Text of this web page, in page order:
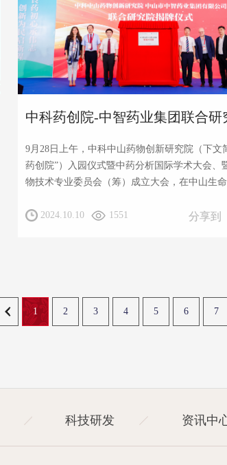
9月28日上午，中科中山药物创新研究院（下文
药创院”）入园仪式暨中药分析国际学术大会、
物技术专业委员会（筹）成立大会，在中山生
士、陈士林院士等海内外专家，相关领导和会
为“中科药创院-中智药业集团联合研究院”揭牌
2024.10.10 1551 分享到
1 2 3 4 5 6 7
科技研发 资讯中